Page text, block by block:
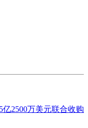
2500万美元联合收购